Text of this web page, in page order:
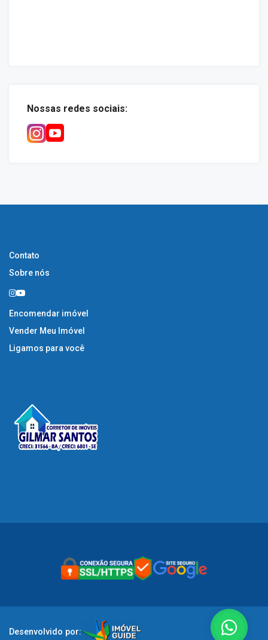
Nossas redes sociais:
Contato
Sobre nós
Encomendar imóvel
Vender Meu Imóvel
Ligamos para você
Desenvolvido por: